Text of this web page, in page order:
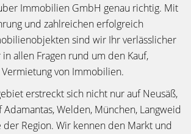
Immobilien GmbH genau richtig. Mit
und zahlreichen erfolgreich
sind wir Ihr verlässlicher
allen Fragen rund um den Kauf,
von Immobilien.
erstreckt sich nicht nur auf Neusäß,
Welden, München, Langweid
Region. Wir kennen den Markt und